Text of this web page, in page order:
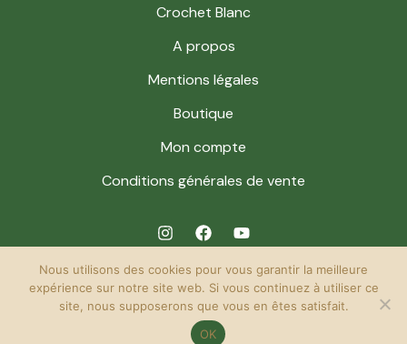
Crochet Blanc
A propos
Mentions légales
Boutique
Mon compte
Conditions générales de vente
© 2026 Crochet Blanc. Powered by Crochet Blanc.
Nous utilisons des cookies pour vous garantir la meilleure
expérience sur notre site web. Si vous continuez à utiliser ce
site, nous supposerons que vous en êtes satisfait.
OK